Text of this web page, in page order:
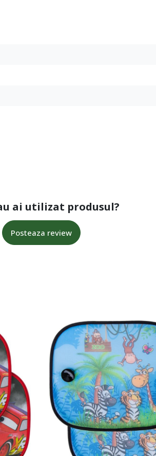
ai utilizat produsul?
Posteaza review